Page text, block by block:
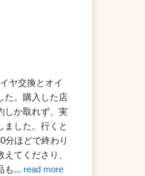
ヤ交換とオイ
た。購入した店
しか取れず、実
ました。行くと
分ほどで終わり
てくださり、
も... read more